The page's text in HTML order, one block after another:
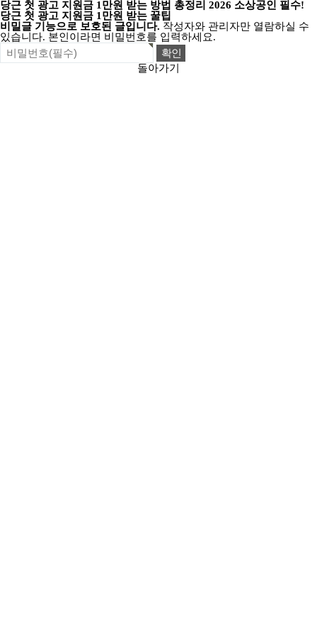
당근 첫 광고 지원금 1만원 받는 방법 총정리 2026 소상공인 필수!
당근 첫 광고 지원금 1만원 받는 꿀팁
비밀글 기능으로 보호된 글입니다. 작성자와 관리자만 열람하실 수
있습니다. 본인이라면 비밀번호를 입력하세요.
돌아가기